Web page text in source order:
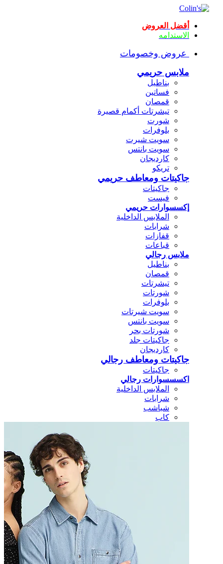
أقضل العروض
الاستدامه
عروض وخصومات
ملابس حريمي
بناطيل
فساتين
قمصان
تيشرتات أكمام قصيرة
شورت
بلوفرات
سويت شيرت
سويت بانتس
كارديجان
تريكو
جاكيتات ومعاطف حريمي
جاكيتات
فيست
إكسسوارات حريمي
الملابس الداخلية
شرابات
قفازات
قباعات
ملابس رجالي
بناطيل
قمصان
تيشرتات
شورتات
بلوفرات
سويت شيرتات
سويت بانتس
شورتات بحر
جاكيتات جلد
كارديجان
جاكيتات ومعاطف رجالي
جاكيتات
اكسسسوارات رجالي
الملابس الداخلية
شرابات
شباشب
كاب